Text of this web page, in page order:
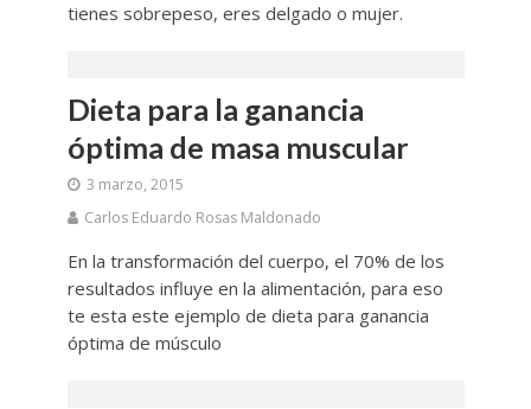
tienes sobrepeso, eres delgado o mujer.
Dieta para la ganancia
óptima de masa muscular
3 marzo, 2015
Carlos Eduardo Rosas Maldonado
En la transformación del cuerpo, el 70% de los
resultados influye en la alimentación, para eso
te esta este ejemplo de dieta para ganancia
óptima de músculo